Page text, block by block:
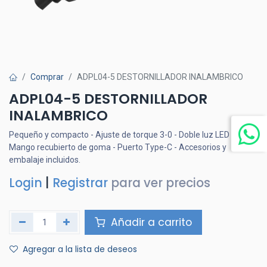
Comprar ADPL04-5 DESTORNILLADOR INALAMBRICO
ADPL04-5 DESTORNILLADOR
INALAMBRICO
Pequeño y compacto - Ajuste de torque 3-0 - Doble luz LED -
Mango recubierto de goma - Puerto Type-C - Accesorios y
embalaje incluidos.
Login Registrar para ver precios
Añadir a carrito
Agregar a la lista de deseos